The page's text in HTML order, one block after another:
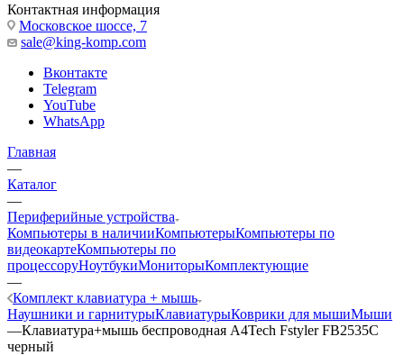
Контактная информация
Московское шоссе, 7
sale@king-komp.com
Вконтакте
Telegram
YouTube
WhatsApp
Главная
—
Каталог
—
Периферийные устройства
Компьютеры в наличииКомпьютерыКомпьютеры по
видеокартеКомпьютеры по
процессоруНоутбукиМониторыКомплектующие
—
Комплект клавиатура + мышь
Наушники и гарнитурыКлавиатурыКоврики для мышиМыши
—Клавиатура+мышь беспроводная A4Tech Fstyler FB2535C
черный